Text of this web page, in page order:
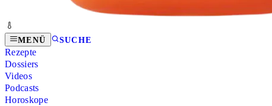
MENÜ SUCHE
Rezepte
Dossiers
Videos
Podcasts
Horoskope